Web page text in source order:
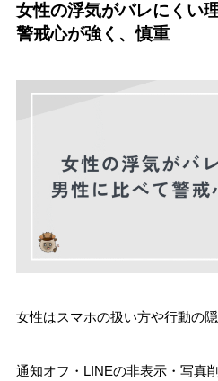
女性の浮気がバレにくい
警戒心が強く、慎重
女性はスマホの扱い方や行動の隠
通知オフ・LINEの非表示・写真